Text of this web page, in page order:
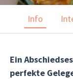
Info
Ein
perfekte